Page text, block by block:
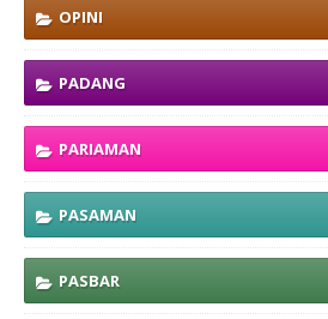
OPINI
PADANG
PARIAMAN
PASAMAN
PASBAR